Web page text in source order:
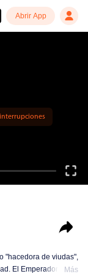
Abrir App
"hacedora de viudas",
El Emperador
Más